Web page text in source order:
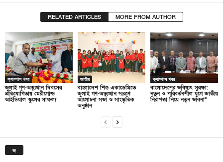
RELATED ARTICLES MORE FROM AUTHOR
ক্যাম্পাস খবর
জুলাই গণ-অভ্যুত্থান দিবসের
প্রতিযোগিতায় মেরীগোল্ড
আইডিয়াল স্কুলের সাফল্য
জাতীয়
বাংলাদেশ শিশু একাডেমিতে
জুলাই গণ-অভ্যুত্থান স্মরণে
আলোচনা সভা ও সাংস্কৃতিক
অনুষ্ঠান
ক্যাম্পাস খবর
বাংলাদেশের ভবিষ্যৎ সুরক্ষা:
নতুন ও পরিবর্তনশীল যুগে জাতীয়
নিরাপত্তা নিয়ে নতুন ভাবনা”
জ